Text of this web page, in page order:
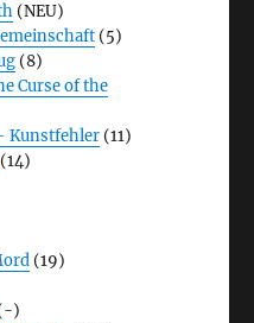
(NEU)
(5)
(8)
Curse of the
Kunstfehler (11)
(14)
(19)
)